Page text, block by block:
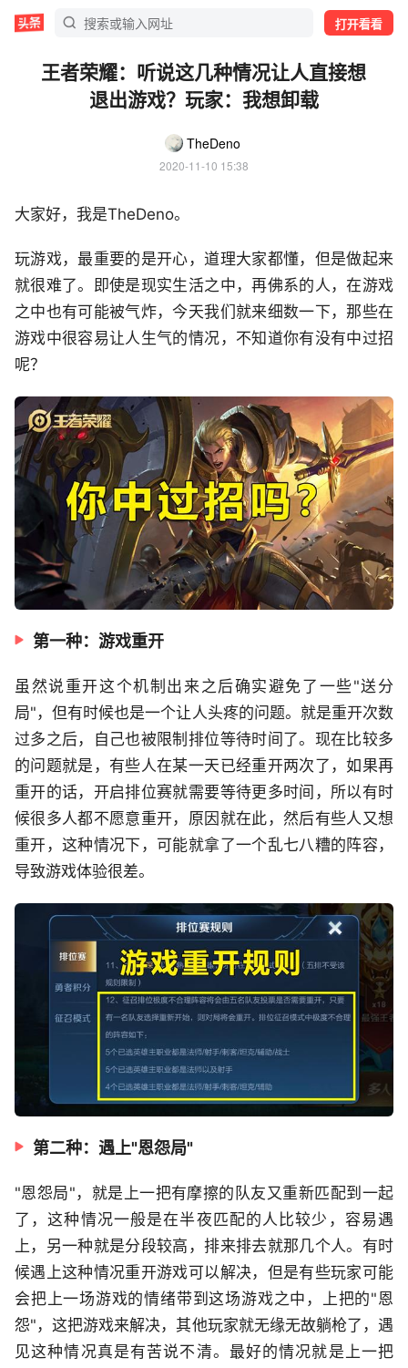
打开看看
王者荣耀：听说这几种情况让人直接想
退出游戏？玩家：我想卸载
TheDeno
2020-11-10 15:38
大家好，我是TheDeno。
玩游戏，最重要的是开心，道理大家都懂，但是做起来
就很难了。即使是现实生活之中，再佛系的人，在游戏
之中也有可能被气炸，今天我们就来细数一下，那些在
游戏中很容易让人生气的情况，不知道你有没有中过招
呢？
第一种：游戏重开
虽然说重开这个机制出来之后确实避免了一些"送分
局"，但有时候也是一个让人头疼的问题。就是重开次数
过多之后，自己也被限制排位等待时间了。现在比较多
的问题就是，有些人在某一天已经重开两次了，如果再
重开的话，开启排位赛就需要等待更多时间，所以有时
候很多人都不愿意重开，原因就在此，然后有些人又想
重开，这种情况下，可能就拿了一个乱七八糟的阵容，
导致游戏体验很差。
第二种：遇上"恩怨局"
"恩怨局"，就是上一把有摩擦的队友又重新匹配到一起
了，这种情况一般是在半夜匹配的人比较少，容易遇
上，另一种就是分段较高，排来排去就那几个人。有时
候遇上这种情况重开游戏可以解决，但是有些玩家可能
会把上一场游戏的情绪带到这场游戏之中，上把的"恩
怨"，这把游戏来解决，其他玩家就无缘无故躺枪了，遇
见这种情况真是有苦说不清。最好的情况就是上一把